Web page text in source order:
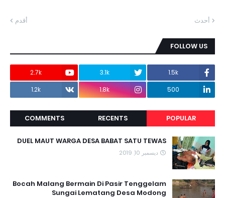
أحدث أقدم
FOLLOW US
1.5k
3.1k
2.7k
500
1.8k
1.2k
POPULAR
RECENTS
COMMENTS
DUEL MAUT WARGA DESA BABAT SATU TEWAS
ديسمبر 10, 2019
Bocah Malang Bermain Di Pasir Tenggelam
Sungai Lematang Desa Modong